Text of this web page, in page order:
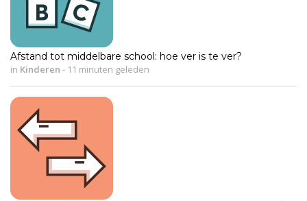
Afstand tot middelbare school: hoe ver is te ver?
in Kinderen - 11 minuten geleden